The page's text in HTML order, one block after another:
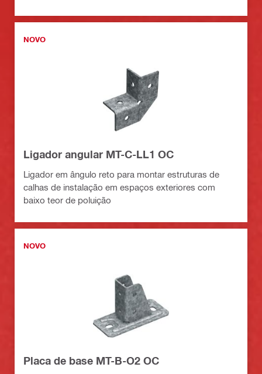
NOVO
Ligador angular MT-C-LL1 OC
Ligador em ângulo reto para montar estruturas de
calhas de instalação em espaços exteriores com
baixo teor de poluição
NOVO
Placa de base MT-B-O2 OC